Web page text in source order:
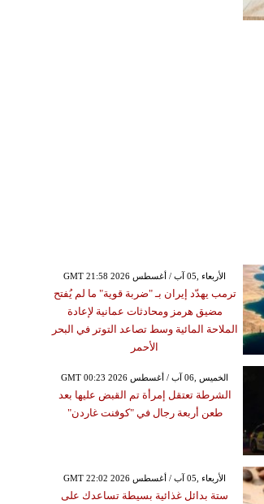
GMT 21:58 2026 الأربعاء ,05 آب / أغسطس
ترمب يهدّد إيران بـ "ضربة قوية" ما لم يُفتح
مضيق هرمز ومحادثات عمانية لإعادة
الملاحة المائية وسط تصاعد التوتر في البحر
الأحمر
GMT 00:23 2026 الخميس ,06 آب / أغسطس
الشرطة تعتقل إمرأة تم القبض عليها بعد
طعن أربعة رجال في "كوفنت غاردن"
GMT 22:02 2026 الأربعاء ,05 آب / أغسطس
ستة بدائل غذائية بسيطة تساعدك على